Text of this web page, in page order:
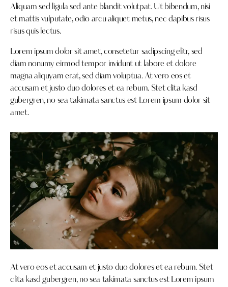
Aliquam sed ligula sed ante blandit volutpat. Ut bibendum, nisi
et mattis vulputate, odio arcu aliquet metus, nec dapibus risus
risus quis lectus.
Lorem ipsum dolor sit amet, consetetur sadipscing elitr, sed
diam nonumy eirmod tempor invidunt ut labore et dolore
magna aliquyam erat, sed diam voluptua. At vero eos et
accusam et justo duo dolores et ea rebum. Stet clita kasd
gubergren, no sea takimata sanctus est Lorem ipsum dolor sit
amet.
At vero eos et accusam et justo duo dolores et ea rebum. Stet
clita kasd gubergren, no sea takimata sanctus est Lorem ipsum